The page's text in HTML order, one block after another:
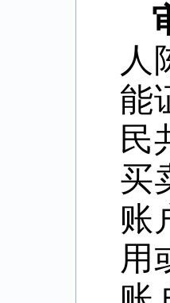
人
能
民
买
账
用